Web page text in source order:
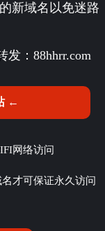
新域名以免迷路
发： 88hhrr.com
←
网络访问
才可保证永久访问